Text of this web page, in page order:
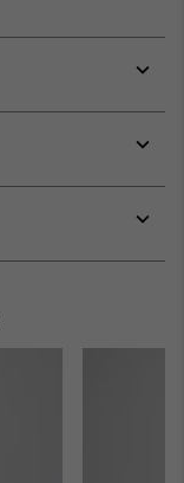
or
or
or